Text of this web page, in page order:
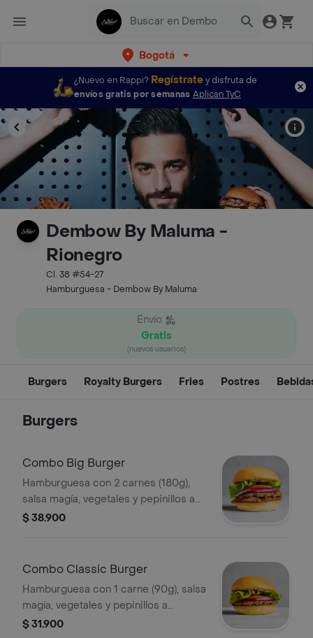
Bogotá
¿Nuevo en Rappi? Regístratey disfruta de
envíos gratis por semanas Aplican TyC
Dembow By Maluma -
Rionegro
Cl. 38 #54-27
Hamburguesa - Dembow By Maluma
Envío
Gratis
(nuevos usuarios)
Burgers Royalty Burgers Fries Postres
Burgers
Combo Big Burger
Hamburguesa con 2 carnes (180g),
salsa magía, vegetales y pepinillos a
elección + papas + bebida.
$ 38.900
Combo Classic Burger
Hamburguesa con 1 carne (90g), salsa
magía, vegetales y pepinillos a
elección + papas + bebida.
$ 31.900